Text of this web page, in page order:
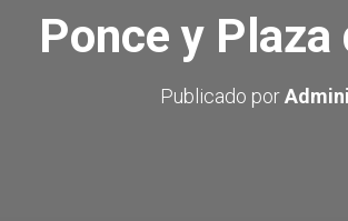
Ponce y Plaza
Publicado por